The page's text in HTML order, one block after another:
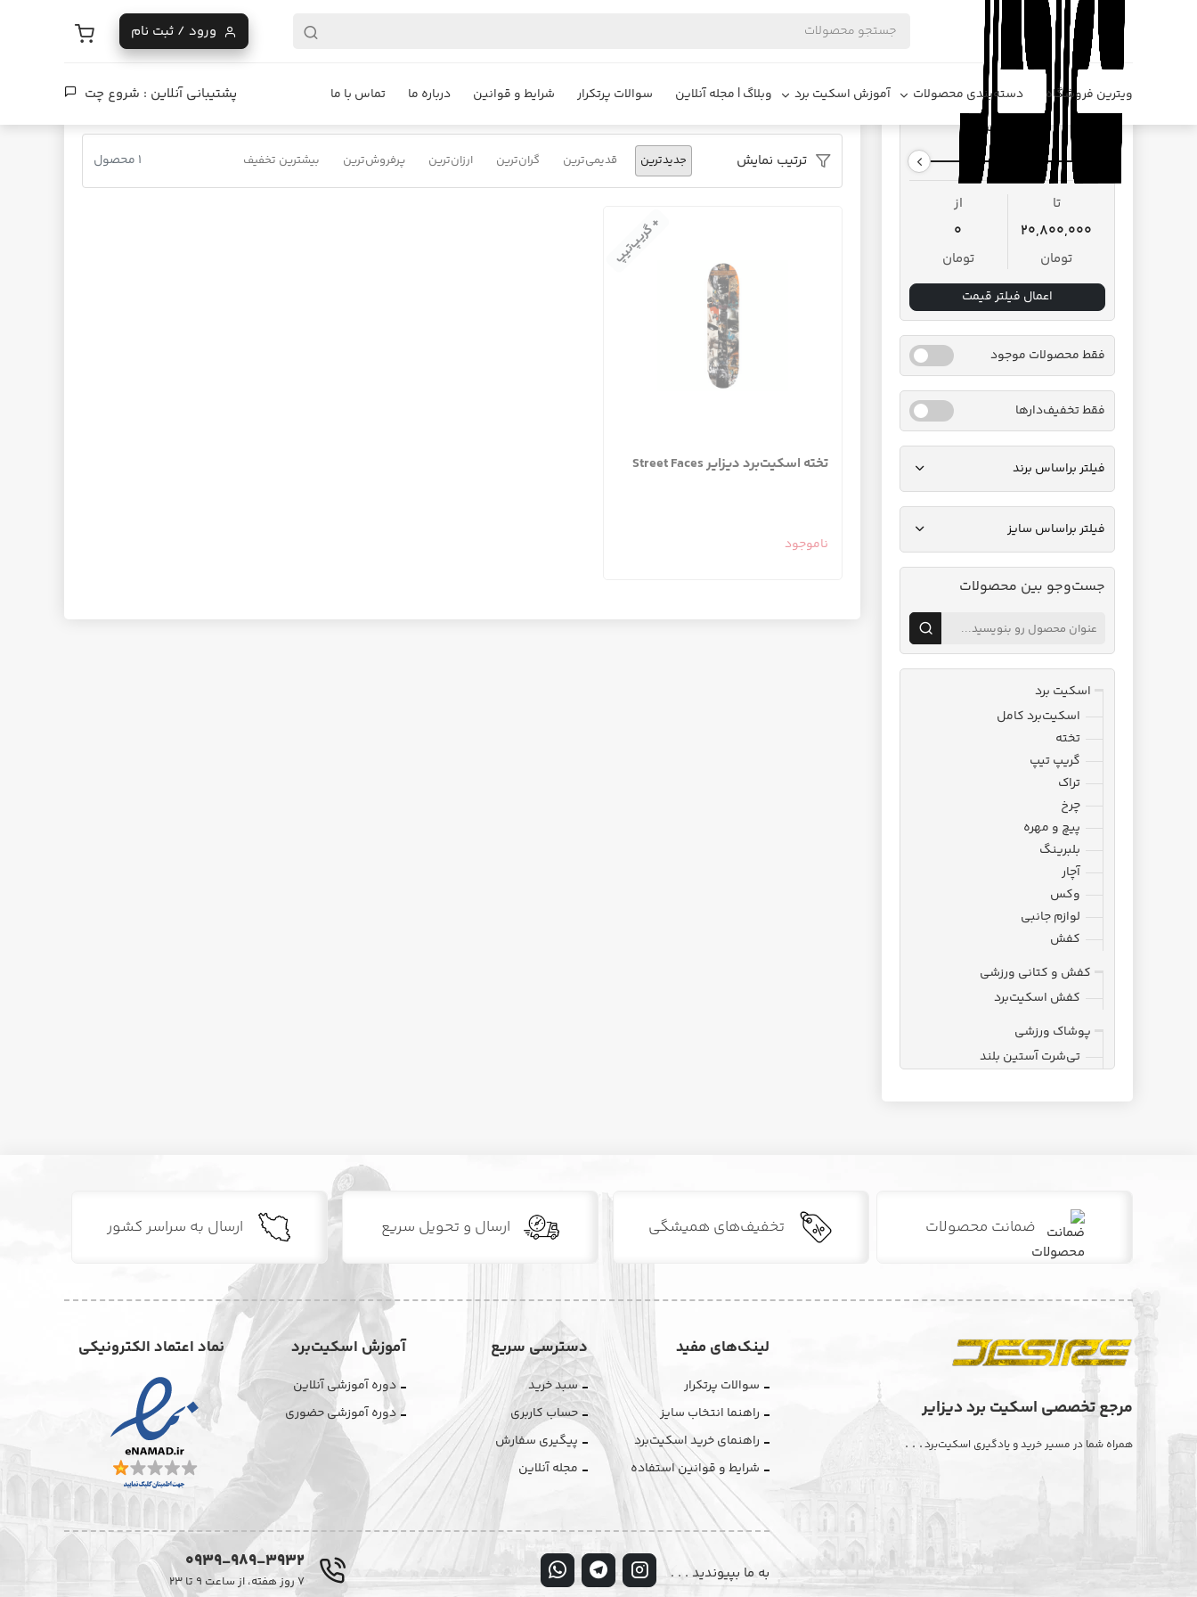
ورود / ثبت نام
ویترین فروشگاه دسته‌بندی محصولات آموزش اسکیت برد وبلاگ | مجله آنلاین سوالات پرتکرار شرایط و قوانین درباره ما تماس با ما پشتیبانی آنلاین : شروع چت
محدوده قیمت
تا
20,800,000
تومان
از
0
تومان
اعمال فیلتر قیمت
فقط محصولات موجود
فقط تخفیف‌دارها
فیلتر براساس برند
فیلتر براساس سایز
جست‌وجو بین محصولات
اسکیت برد
اسکیت‌برد کامل
تخته
گریپ تیپ
تراک
چرخ
پیچ و مهره
بلبرینگ
آچار
وکس
لوازم جانبی
کفش
کفش و کتانی ورزشی
کفش اسکیت‌برد
پوشاک ورزشی
تی‌شرت آستین بلند
فروشگاه دیزایر محصولات طراحی گرافیتی روی اسکیت
ترتیب نمایش جدیدترین قدیمی‌ترین گران‌ترین ارزان‌ترین پرفروش‌ترین بیشترین تخفیف 1 محصول
تخته اسکیت‌برد دیزایر Street Faces
ناموجود
+ گریپ‌تیپ
ضمانت محصولات تخفیف‌های همیشگی ارسال و تحویل سریع ارسال به سراسر کشور
مرجع تخصصی اسکیت برد دیزایر
همراه شما در مسیر خرید و یادگیری اسکیت‌برد. . .
لینک‌های مفید
سوالات پرتکرار
راهنما انتخاب سایز
راهنمای خرید اسکیت‌برد
شرایط و قوانین استفاده
دسترسی سریع
سبد خرید
حساب کاربری
پیگیری سفارش
مجله آنلاین
آموزش اسکیت‌برد
دوره آموزشی آنلاین
دوره آموزشی حضوری
نماد اعتماد الکترونیکی
به ما بپیوندید . . . 0939-989-3932
۷ روز هفته، از ساعت ۹ تا ۲۳